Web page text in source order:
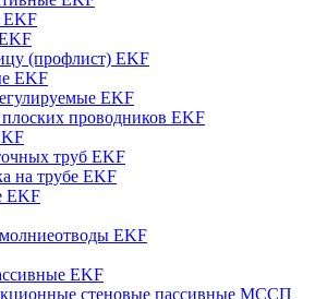
EKF
(профлист) EKF
EKF
EKF
проводников EKF
труб EKF
на трубе EKF
EKF
EKF
EKF
стеновые пассивные МССП